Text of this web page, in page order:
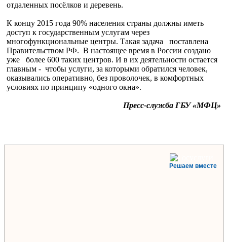
отдаленных посёлков и деревень.
К концу 2015 года 90% населения страны должны иметь
доступ к государственным услугам через
многофункциональные центры. Такая задача поставлена
Правительством РФ. В настоящее время в России создано
уже более 600 таких центров. И в их деятельности остается
главным - чтобы услуги, за которыми обратился человек,
оказывались оперативно, без проволочек, в комфортных
условиях по принципу «одного окна».
Пресс-служба ГБУ «МФЦ»
Решаем вместе